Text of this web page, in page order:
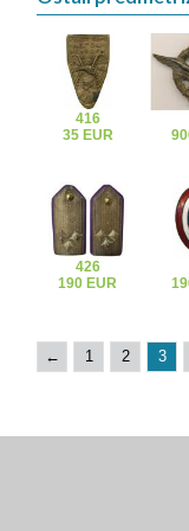
416
35 EUR
426
190 EUR
← 1 2 3